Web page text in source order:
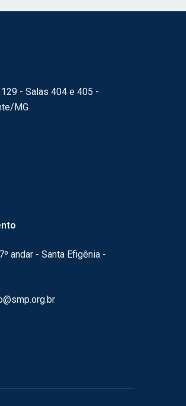
- Salas 404 e 405 -
MG
andar - Santa Efigênia -